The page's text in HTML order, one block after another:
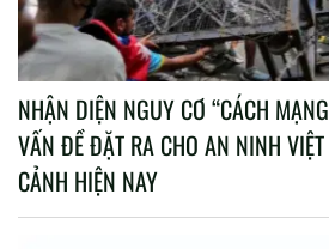
NHẬN DIỆN NGUY CƠ “CÁCH
VẤN ĐỀ ĐẶT RA CHO AN NINH
CẢNH HIỆN NAY